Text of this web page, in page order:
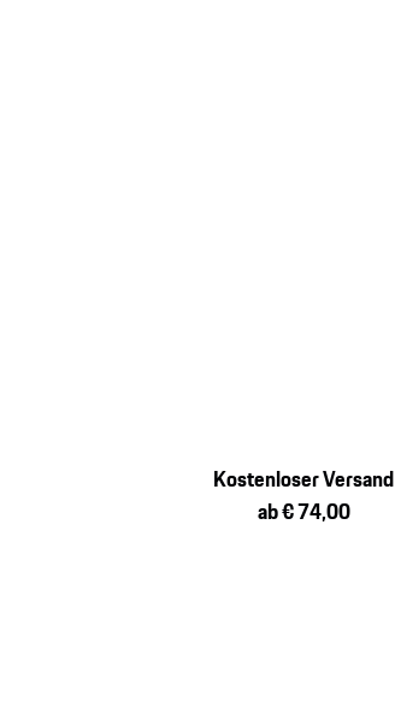
Kostenloser Versand
ab € 74,00